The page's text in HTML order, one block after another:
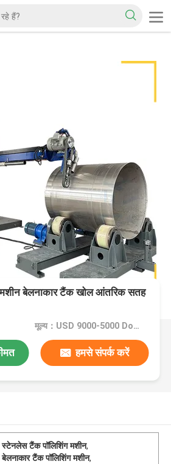
बेलनाकार टैंक खोल आंतरिक सतह
मूल्य：USD 9000-5000 Dollar per set
हमसे संपर्क करें
स्टेनलेस टैंक पॉलिशिंग मशीन,
बेलनाकार टैंक पॉलिशिंग मशीन,